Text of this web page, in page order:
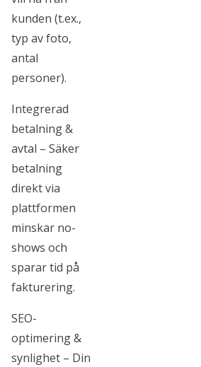
kunden (t.ex.,
typ av foto,
antal
personer).
Integrerad
betalning &
avtal – Säker
betalning
direkt via
plattformen
minskar no-
shows och
sparar tid på
fakturering.
SEO-
optimering &
synlighet – Din